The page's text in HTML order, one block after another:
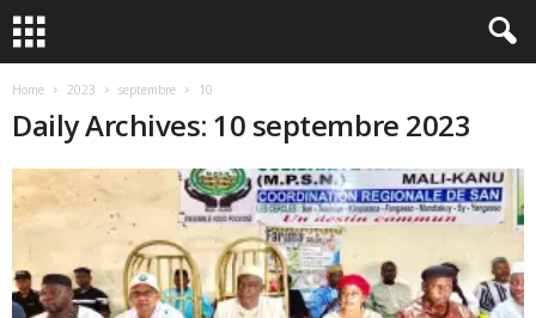
Home 2023 septembre 10
Daily Archives: 10 septembre 2023